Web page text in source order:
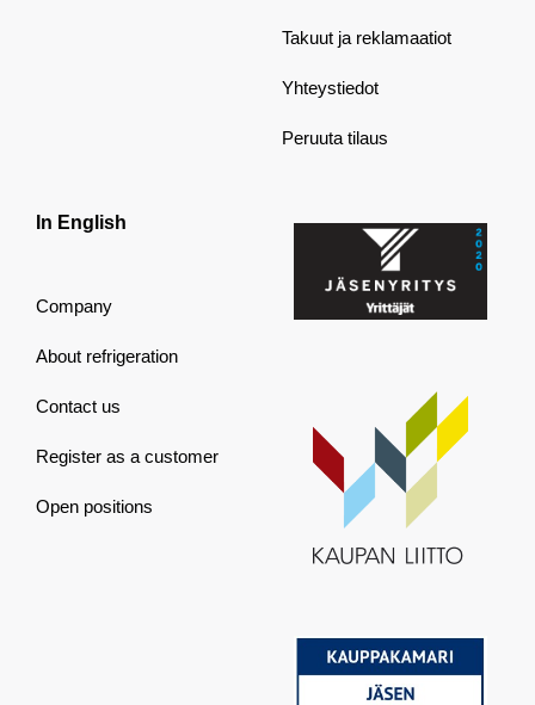
Takuut ja reklamaatiot
Yhteystiedot
Peruuta tilaus
In English
Company
About refrigeration
Contact us
Register as a customer
Open positions